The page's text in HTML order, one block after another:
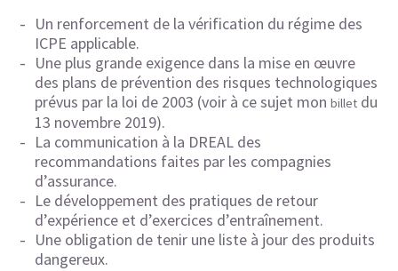
Un renforcement de la vérification du régime des
ICPE applicable.
Une plus grande exigence dans la mise en œuvre
des plans de prévention des risques technologiques
prévus par la loi de 2003 (voir à ce sujet mon billet du
13 novembre 2019).
La communication à la DREAL des
recommandations faites par les compagnies
d’assurance.
Le développement des pratiques de retour
d’expérience et d’exercices d’entraînement.
Une obligation de tenir une liste à jour des produits
dangereux.